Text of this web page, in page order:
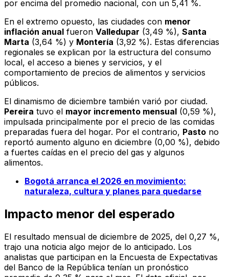
por encima del promedio nacional, con un 5,41 %.
En el extremo opuesto, las ciudades con menor
inflación anual fueron Valledupar (3,49 %), Santa
Marta (3,64 %) y Montería (3,92 %). Estas diferencias
regionales se explican por la estructura del consumo
local, el acceso a bienes y servicios, y el
comportamiento de precios de alimentos y servicios
públicos.
El dinamismo de diciembre también varió por ciudad.
Pereira tuvo el mayor incremento mensual (0,59 %),
impulsada principalmente por el precio de las comidas
preparadas fuera del hogar. Por el contrario, Pasto no
reportó aumento alguno en diciembre (0,00 %), debido
a fuertes caídas en el precio del gas y algunos
alimentos.
Bogotá arranca el 2026 en movimiento:
naturaleza, cultura y planes para quedarse
Impacto menor del esperado
El resultado mensual de diciembre de 2025, del 0,27 %,
trajo una noticia algo mejor de lo anticipado. Los
analistas que participan en la Encuesta de Expectativas
del Banco de la República tenían un pronóstico